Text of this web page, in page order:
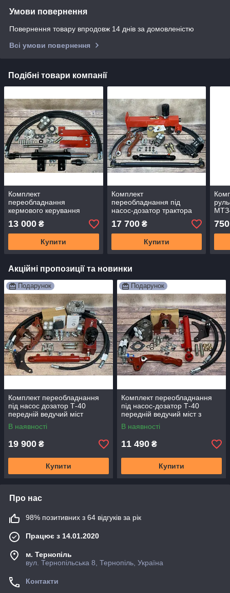
Умови повернення
Повернення товару впродовж 14 днів за домовленістю
Всі умови повернення
Подібні товари компанії
Комплект
переобладнання
кермового керування
трактора МТЗ-80 з
циліндром двосторонньої
дії (рем.установки) ЦС
13 000 ₴
Купити
Комплект
переобладнання під
насос-дозатор трактора
МТЗ-82. Кронштейн на ЦС
з Хомутом (балка старого
взірця)
17 700₴
Купити
750
Акційні пропозиції та новинки
Подарунок
Комплект переобладнання
під насос дозатор Т-40
передній ведучий міст
повний комплект
В наявності
19 900 ₴
Купити
Подарунок
Комплект переобладнання
під насос-дозатор Т-40
передній ведучий міст з
односторонім циліндром
В наявності
11 490 ₴
Купити
Про нас
98% позитивних з 64 відгуків за рік
Працює з 14.01.2020
м. Тернопіль
вул. Тернопільська 8, Тернопіль, Україна
Контакти